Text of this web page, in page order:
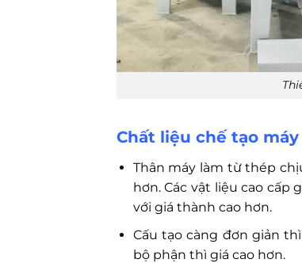
Chất liệu chế tạo máy
Thân máy làm từ thép
hơn. Các vật liệu cao
với giá thành cao hơn.
Cấu tạo càng đơn giản
bộ phận thì giá cao hơn.